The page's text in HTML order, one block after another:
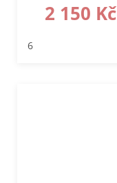
2 150 Kč
6